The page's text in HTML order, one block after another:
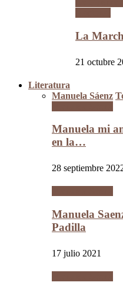
La
21 octubre
Literatura
Manuela Sáenz
Manuela mi
en la…
28 septiembre
Manuela
Padilla
17 julio 2021